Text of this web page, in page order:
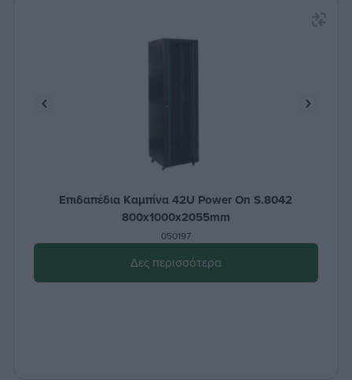
Επιδαπέδια Καμπίνα 42U Power On S.8042
800x1000x2055mm
050197
Δες περισσότερα